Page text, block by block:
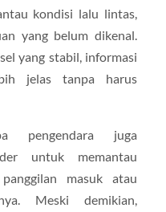
kondisi lalu lintas,
yang belum dikenal.
yang stabil, informasi
jelas tanpa harus
pengendara juga
untuk memantau
masuk atau
Meski demikian,